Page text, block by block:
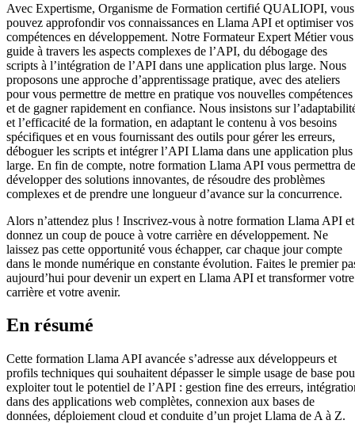
Avec Expertisme, Organisme de Formation certifié QUALIOPI, vous
pouvez approfondir vos connaissances en Llama API et optimiser vos
compétences en développement. Notre Formateur Expert Métier vous
guide à travers les aspects complexes de l’API, du débogage des
scripts à l’intégration de l’API dans une application plus large. Nous
proposons une approche d’apprentissage pratique, avec des ateliers
pour vous permettre de mettre en pratique vos nouvelles compétences
et de gagner rapidement en confiance. Nous insistons sur
et l’efficacité de la formation, en adaptant le contenu à vos besoins
spécifiques et en vous fournissant des outils pour gérer les erreurs,
déboguer les scripts et intégrer l’API Llama dans une application plus
large. En fin de compte, notre formation Llama API vous permettra de
développer des solutions innovantes, de résoudre des problèmes
complexes et de prendre une longueur d’avance sur la concurrence.
Alors n’attendez plus ! Inscrivez-vous à notre formation Llama API et
donnez un coup de pouce à votre carrière en développement. Ne
laissez pas cette opportunité vous échapper, car chaque jour compte
dans le monde numérique en constante évolution. Faites le premier
aujourd’hui pour devenir un expert en Llama API et transformer votre
carrière et votre avenir.
En résumé
Cette formation Llama API avancée s’adresse aux développeurs et
profils techniques qui souhaitent dépasser le simple usage de base
exploiter tout le potentiel de l’API : gestion fine des erreurs,
dans des applications web complètes, connexion aux bases de
données, déploiement cloud et conduite d’un projet Llama de A à Z.